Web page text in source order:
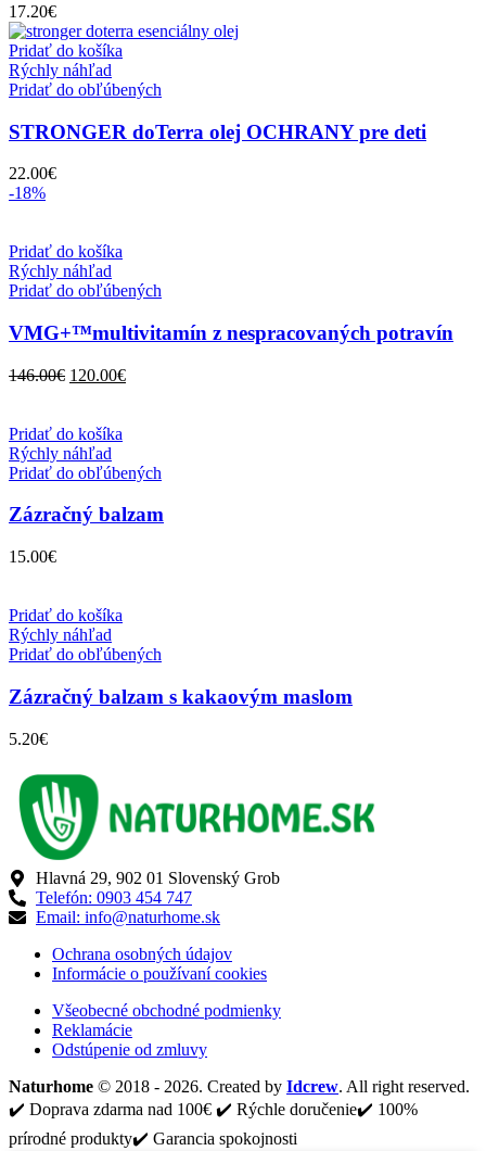
17.20€
Pridať do košíka
Rýchly náhľad
Pridať do obľúbených
STRONGER doTerra olej OCHRANY pre deti
22.00€
-18%
Pridať do košíka
Rýchly náhľad
Pridať do obľúbených
VMG+™multivitamín z nespracovaných potravín
146.00€ Pôvodná
146.00€.
120.00€Aktuálna
Pridať do košíka
Rýchly náhľad
Pridať do obľúbených
Zázračný balzam
15.00€
Pridať do košíka
Rýchly náhľad
Pridať do obľúbených
Zázračný balzam s kakaovým maslom
5.20€
Hlavná 29, 902 01 Slovenský Grob
Telefón: 0903 454 747
Email: info@naturhome.sk
Ochrana osobných údajov
Informácie o používaní cookies
Všeobecné obchodné podmienky
Reklamácie
Odstúpenie od zmluvy
Naturhome © 2018 - 2026. Created by Idcrew. All right reserved.
✔️ Doprava zdarma nad 100€ ✔️ Rýchle doručenie✔️ 100%
prírodné produkty✔️ Garancia spokojnosti